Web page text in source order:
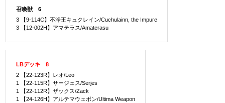
召喚獣 6
3 【9-114C】不浄王キュクレイン/Cuchulainn, the Impure
3 【12-002H】アマテラス/Amaterasu
LBデッキ 8
2 【22-123R】レオ/Leo
1 【22-115R】サージェス/Serjes
1 【22-112R】ザックス/Zack
1 【24-126H】アルテマウェポン/Ultima Weapon